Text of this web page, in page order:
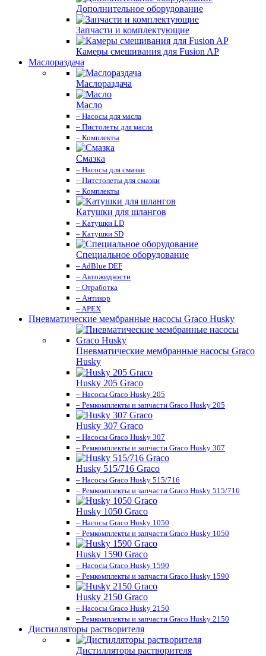
Дополнительное оборудование
Запчасти и комплектующие
Камеры смешивания для Fusion AP
Маслораздача
Маслораздача
Масло
– Насосы для масла
– Пистолеты для масла
– Комплекты
Смазка
– Насосы для смазки
– Питстолеты для смазки
– Комплекты
Катушки для шлангов
– Катушки LD
– Катушки SD
Специальное оборудование
– AdBlue DEF
– Автожидкости
– Отработка
– Антикор
– APEX
Пневматические мембранные насосы Graco Husky
Пневматические мембранные насосы Graco
Husky
Husky 205 Graco
– Насосы Graco Husky 205
– Ремкомплекты и запчасти Graco Husky 205
Husky 307 Graco
– Насосы Graco Husky 307
– Ремкомплекты и запчасти Graco Husky 307
Husky 515/716 Graco
– Насосы Graco Husky 515/716
– Ремкомплекты и запчасти Graco Husky 515/716
Husky 1050 Graco
– Насосы Graco Husky 1050
– Ремкомплекты и запчасти Graco Husky 1050
Husky 1590 Graco
– Насосы Graco Husky 1590
– Ремкомплекты и запчасти Graco Husky 1590
Husky 2150 Graco
– Насосы Graco Husky 2150
– Ремкомплекты и запчасти Graco Husky 2150
Дистилляторы растворителя
Дистилляторы растворителя